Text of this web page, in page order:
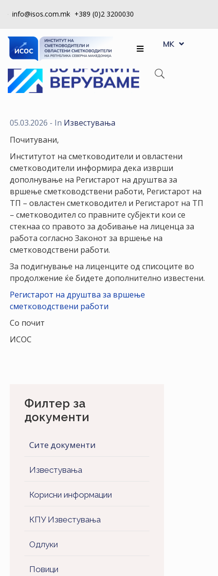
info@isos.com.mk +389 (0)2 3200030
ЗА
НАС
РЕГИСТРИ
КОНТРОЛА
КВАЛИТЕТ
КАКО
ДА
СТАНАМ
ЧЛЕН
КОНТАКТ
НАЈАВА
ЗА
ЧЛЕНОВИ
АЖУРИРАЈ
ПОДАТОЦИ
MK
SQ
Филтер за
документи
Сите документи
Известувања
Корисни информации
КПУ Известувања
Одлуки
Повици
05.03.2026 - In Известувања
Почитувани,
Институтот на сметководители и овластени
сметководители информира дека изврши
дополнување на Регистарот на друштва за
вршење сметководствени работи, Регистарот на
ТП – овластен сметководител и Регистарот на ТП
– сметководител со правните субјекти кои се
стекнаа со правото за добивање на лиценца за
работа согласно Законот за вршење на
сметководствени работи.
За подигнување на лиценците од списоците во
продолжение ќе бидете дополнително известени.
Регистарот на друштва за вршење
сметководствени работи
Со почит
ИСОС